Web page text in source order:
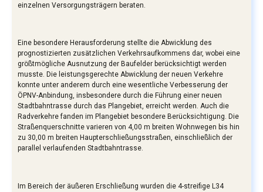
einzelnen Versorgungsträgern beraten.
Eine besondere Herausforderung stellte die Abwicklung des
prognostizierten zusätzlichen Verkehrsaufkommens dar, wobei eine
größtmögliche Ausnutzung der Baufelder berücksichtigt werden
musste. Die leistungsgerechte Abwicklung der neuen Verkehre
konnte unter anderem durch eine wesentliche Verbesserung der
ÖPNV-Anbindung, insbesondere durch die Führung einer neuen
Stadtbahntrasse durch das Plangebiet, erreicht werden. Auch die
Radverkehre fanden im Plangebiet besondere Berücksichtigung. Die
Straßenquerschnitte varieren von 4,00 m breiten Wohnwegen bis hin
zu 30,00 m breiten Haupterschließungsstraßen, einschließlich der
parallel verlaufenden Stadtbahntrasse.
Im Bereich der äußeren Erschließung wurden die 4-streifige L34